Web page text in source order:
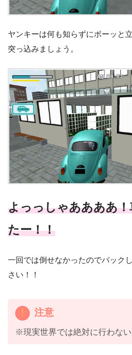
ヤンキーは何も知らずにボーッと
突っ込みましょう。
よっっしゃああああ
たー！！
一回では倒せなかったのでバック
さい！！
注意
※現実世界では絶対に行わな